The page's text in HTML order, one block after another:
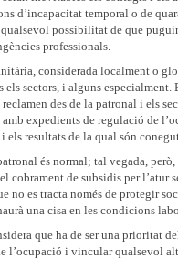
d’incapacitat temporal o de
possibilitat de que
professionals.
considerada localment o
sectors, i alguns
des de la patronal i els
expedients de regulació de
resultats de la qual són
és normal; tal vegada,
cobrament de subsidis per
no es tracta només de protegir
una cisa en les condicions
que ha de ser una prioritat
l’ocupació i vincular qualsevol